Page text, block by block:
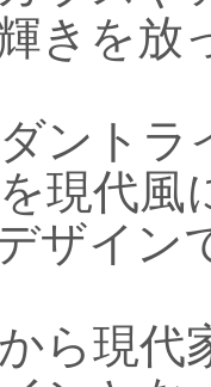
きを放
ント
現代風
ザイン
ら現代